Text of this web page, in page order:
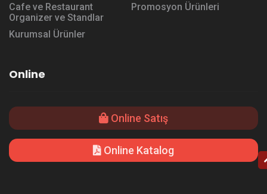
Cafe ve Restaurant
Organizer ve Standlar
Promosyon Ürünleri
Kurumsal Ürünler
Online
Online Satış
Online Katalog